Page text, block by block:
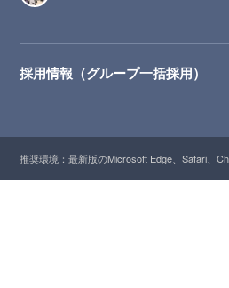
採用情報（グループ一括採用）
推奨環境：最新版のMicrosoft Edge、Safari、